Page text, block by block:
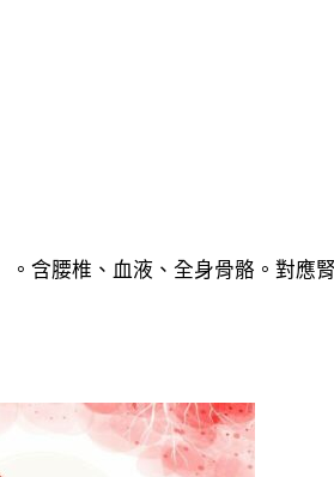
含腰椎、血液、全身骨骼。對應